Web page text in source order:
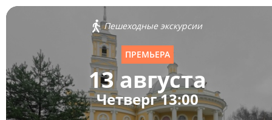
Пешеходные экскурсии
ПРЕМЬЕРА
13 августа
Четверг 13:00